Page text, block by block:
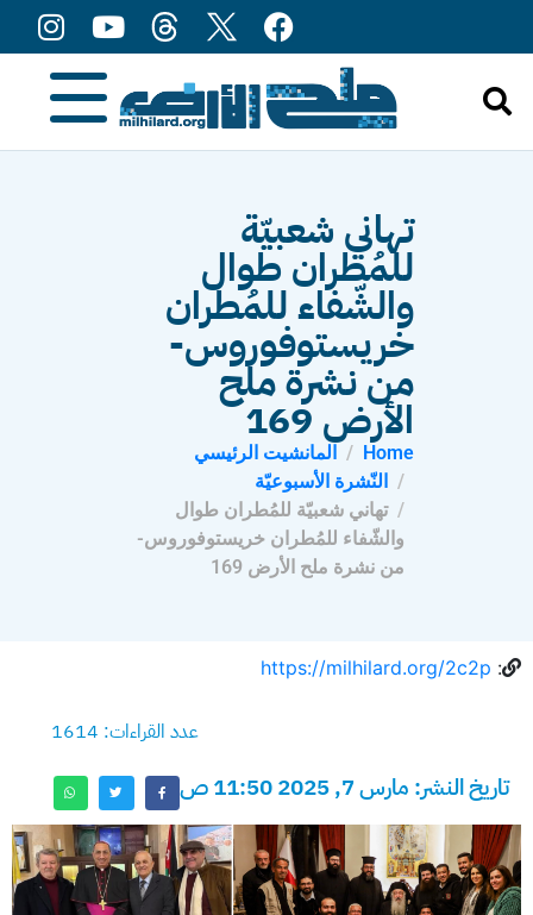
تهاني شعبيّة
للمُطران طوال
والشّفاء للمُطران
خريستوفوروس-
من نشرة ملح
الأرض 169
Home
المانشيت الرئيسي
النّشرة الأسبوعيّة
تهاني شعبيّة للمُطران طوال
والشّفاء للمُطران خريستوفوروس-
من نشرة ملح الأرض 169
:
https://milhilard.org/2c2p
عدد القراءات: 1614
تاريخ النشر: مارس 7, 2025 11:50 ص